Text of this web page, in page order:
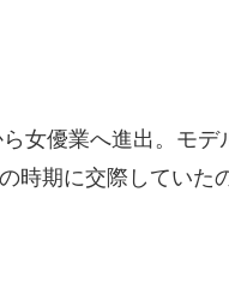
女優業へ進出。モデ
時期に交際していた